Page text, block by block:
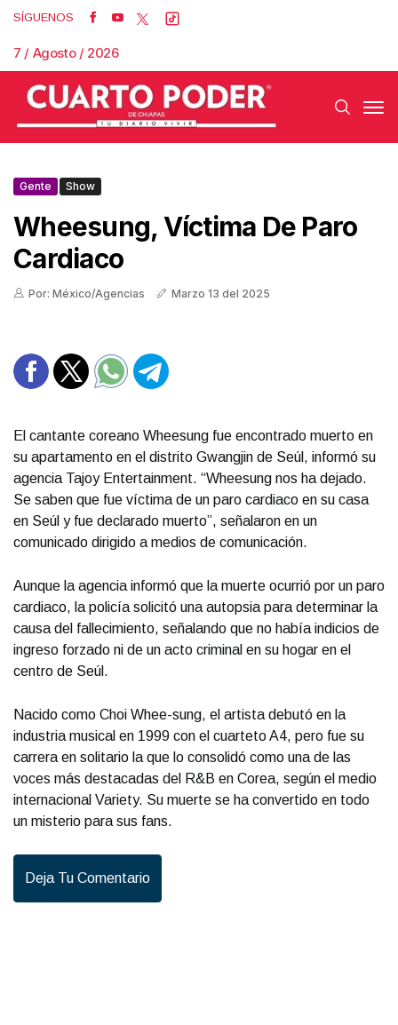
SÍGUENOS
7 / Agosto / 2026
Gente Show
Wheesung, Víctima De Paro
Cardiaco
Por: México/Agencias Marzo 13 del 2025
El cantante coreano Wheesung fue encontrado muerto en
su apartamento en el distrito Gwangjin de Seúl, informó su
agencia Tajoy Entertainment. “Wheesung nos ha dejado.
Se saben que fue víctima de un paro cardiaco en su casa
en Seúl y fue declarado muerto”, señalaron en un
comunicado dirigido a medios de comunicación.
Aunque la agencia informó que la muerte ocurrió por un paro
cardiaco, la policía solicitó una autopsia para determinar la
causa del fallecimiento, señalando que no había indicios de
ingreso forzado ni de un acto criminal en su hogar en el
centro de Seúl.
Nacido como Choi Whee-sung, el artista debutó en la
industria musical en 1999 con el cuarteto A4, pero fue su
carrera en solitario la que lo consolidó como una de las
voces más destacadas del R&B en Corea, según el medio
internacional Variety. Su muerte se ha convertido en todo
un misterio para sus fans.
Deja Tu Comentario